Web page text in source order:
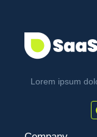
Lorem ipsum